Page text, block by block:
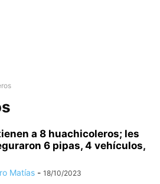
a 8 huachicoleros; les
6 pipas, 4 vehículos,
Matías - 18/10/2023